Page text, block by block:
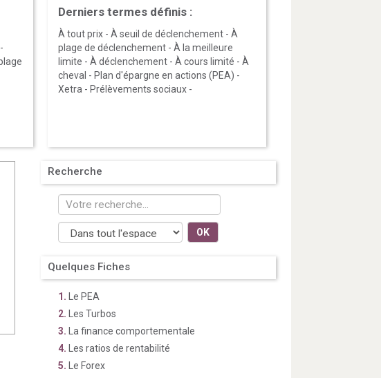
-
Derniers termes définis :
À tout prix- À seuil de déclenchement- À
plage de déclenchement- À la meilleure
limite - À déclenchement- À cours limité - À
cheval - Plan d'épargne en actions (PEA) -
Xetra - Prélèvements sociaux-
Recherche
OK
Quelques Fiches
Le PEA
Les Turbos
La finance comportementale
Les ratios de rentabilité
Le Forex